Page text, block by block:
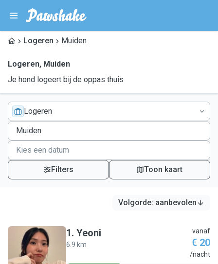
Logeren Muiden
Logeren, Muiden
Je hond logeert bij de oppas thuis
Logeren
Filters Toon kaart
Volgorde: aanbevolen
Y
1. Yeoni
6.9 km
vanaf
€ 20
/nacht